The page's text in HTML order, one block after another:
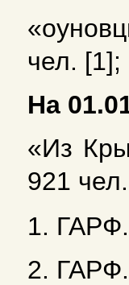
чел. [1];
На
«Из
921
1.
2.